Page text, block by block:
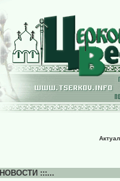
НОВОСТИ :::...